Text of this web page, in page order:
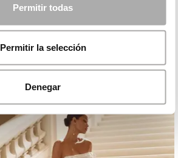
Permitir todas
Permitir la selección
Denegar